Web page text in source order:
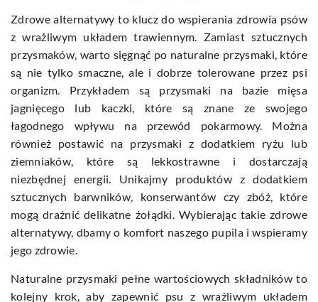
Zdrowe alternatywy to klucz do wspierania zdrowia psów
z wrażliwym układem trawiennym. Zamiast sztucznych
przysmaków, warto sięgnąć po naturalne przysmaki, które
są nie tylko smaczne, ale i dobrze tolerowane przez psi
organizm. Przykładem są przysmaki na bazie mięsa
jagnięcego lub kaczki, które są znane ze swojego
łagodnego wpływu na przewód pokarmowy. Można
również postawić na przysmaki z dodatkiem ryżu lub
ziemniaków, które są lekkostrawne i dostarczają
niezbędnej energii. Unikajmy produktów z dodatkiem
sztucznych barwników, konserwantów czy zbóż, które
mogą drażnić delikatne żołądki. Wybierając takie zdrowe
alternatywy, dbamy o komfort naszego pupila i wspieramy
jego zdrowie.
Naturalne przysmaki pełne wartościowych składników to
kolejny krok, aby zapewnić psu z wrażliwym układem